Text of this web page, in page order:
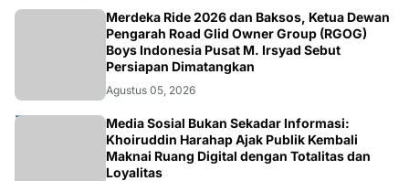
Merdeka Ride 2026 dan Baksos, Ketua Dewan
Pengarah Road Glid Owner Group (RGOG)
Boys Indonesia Pusat M. Irsyad Sebut
Persiapan Dimatangkan
Agustus 05, 2026
OPINI
Media Sosial Bukan Sekadar Informasi:
Khoiruddin Harahap Ajak Publik Kembali
Maknai Ruang Digital dengan Totalitas dan
Loyalitas